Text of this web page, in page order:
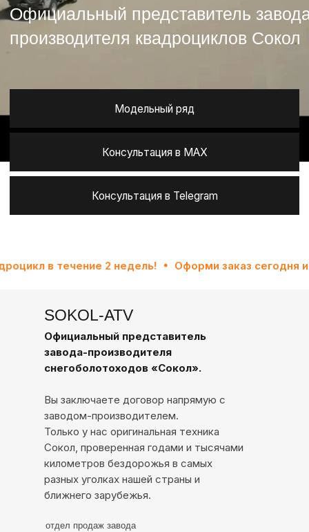
Консультация в MAX
в течение 2 недель! Оформи заказ сегодня и
SOKOL-ATV
Официальный представитель
завода-производителя
снегоболотоходов «Сокол».
Вы заключаете договор напрямую с
заводом-производителем.
Только у нас оригинальная техника
Сокол, проверенная годами и тысячами
километров бездорожья в самых
разных уголках нашей страны и
ближнего зарубежья.
отдел продаж завода